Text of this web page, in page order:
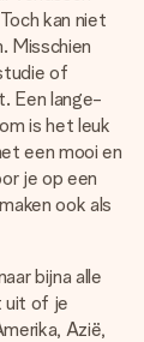
maar
kan niet
Misschien
of
Een lange-
is het leuk
een mooi en
je op een
ook als
bijna alle
uit of je
Azië,